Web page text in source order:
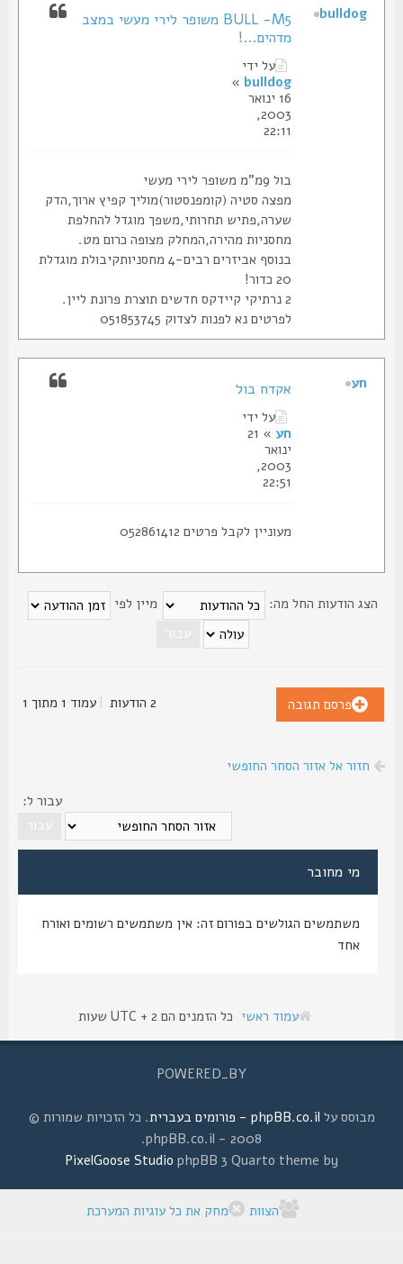
BULL -M5 משופר לירי מעשי במצב
מדהים...!
על ידי
bulldog
»
16 ינואר
2003,
מפצה סטיה (קומפנסטור)מוליך קפיץ ארוך,הדק
שערה,פתיש תחרותי,משפך מוגדל להחלפת
מחסניות מהירה,המחלק מצופה כרום מט.
בנוסף אביזרים רבים-4 מחסניותקיבולת מוגדלת
לפרטים נא לפנות לצדוק 051853745
bulldog
אקדח בול
על ידי
» 21
2003,
מעוניין לקבל פרטים 052861412
הודעות החל מה: מיין לפי
פרסם תגובה |עמוד1מתוך1
חזור אל אזור הסחר החופשי
עבור ל:
מי מחובר
משתמשים הגולשים בפורום זה: אין משתמשים רשומים ואורח
עמוד ראשי כל הזמנים הם UTC + 2 שעות
POWERED_BY
מבוסס עלphpBB.co.il - פורומים בעברית
. כל הזכויות שמורות ©
2008 - phpBB.co.il.
phpBB 3 Quarto theme by
PixelGoose Studio
הצוות מחק את כל עוגיות המערכת